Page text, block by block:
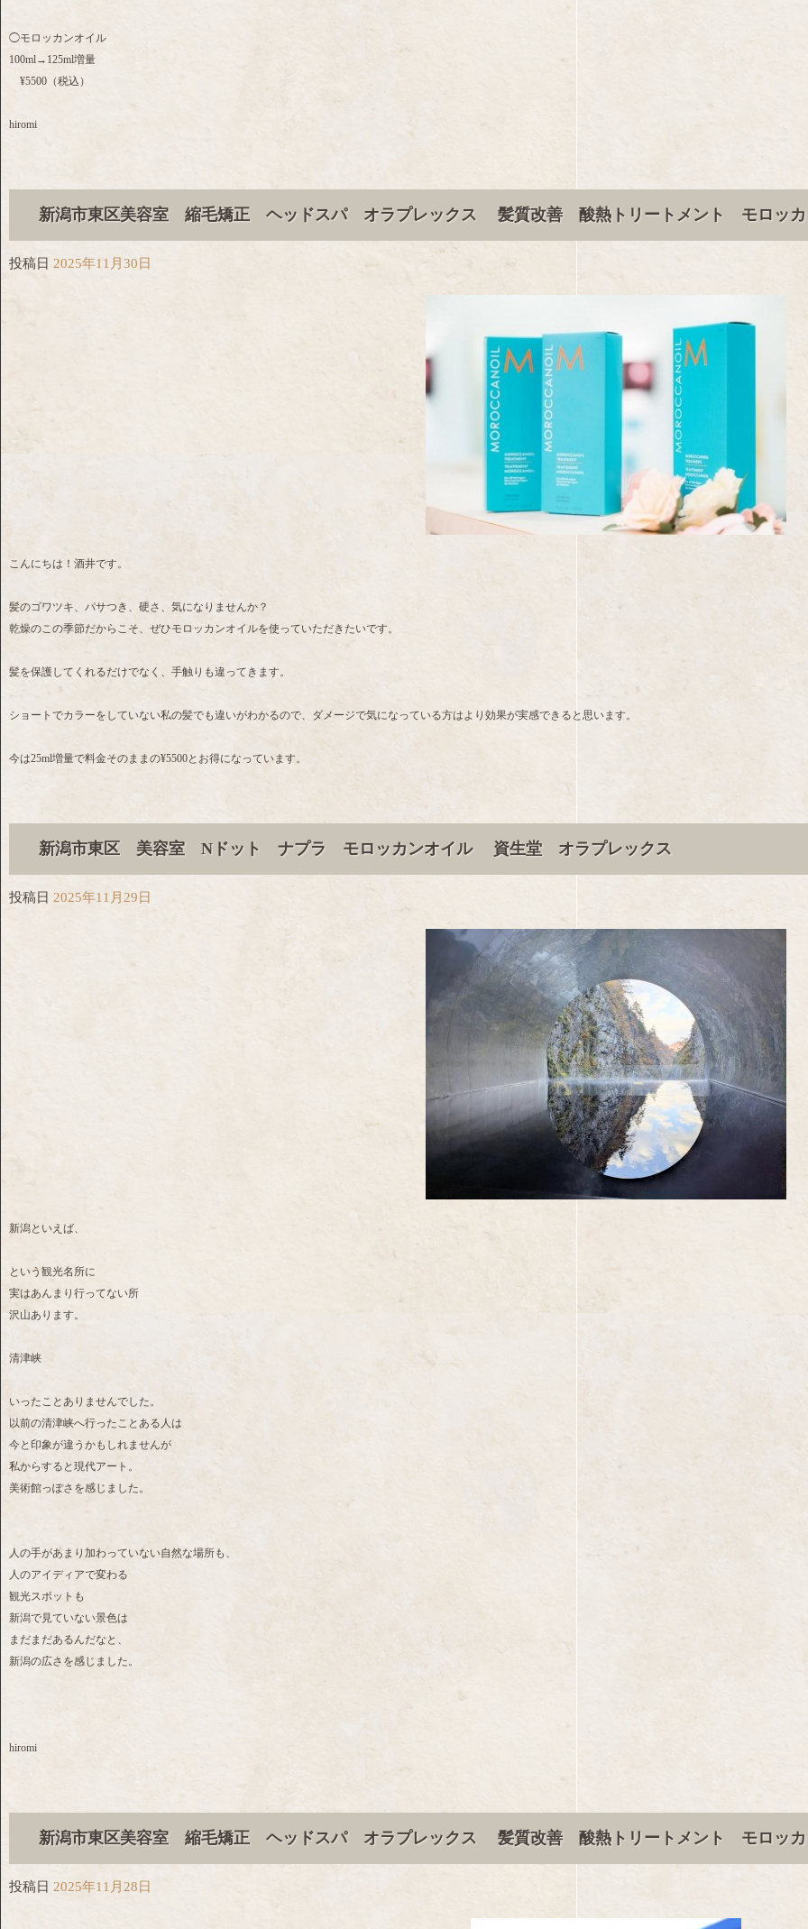
◯モロッカンオイル
100ml→125ml増量
¥5500（税込）
hiromi
新潟市東区美容室 縮毛矯正 ヘッドスパ オラプレックス 髪質改善 酸熱トリートメント モロッカ
投稿日 2025年11月30日
こんにちは！酒井です。
髪のゴワツキ、パサつき、硬さ、気になりませんか？
乾燥のこの季節だからこそ、ぜひモロッカンオイルを使っていただきたいです。
髪を保護してくれるだけでなく、手触りも違ってきます。
ショートでカラーをしていない私の髪でも違いがわかるので、ダメージで気になっている方はより効果が実感できると思います。
今は25ml増量で料金そのままの¥5500とお得になっています。
新潟市東区 美容室 Nドット ナプラ モロッカンオイル 資生堂 オラプレックス
投稿日 2025年11月29日
新潟といえば、
という観光名所に
実はあんまり行ってない所
沢山あります。
清津峡
いったことありませんでした。
以前の清津峡へ行ったことある人は
今と印象が違うかもしれませんが
私からすると現代アート。
美術館っぽさを感じました。
人の手があまり加わっていない自然な場所も、
人のアイディアで変わる
観光スポットも
新潟で見ていない景色は
まだまだあるんだなと、
新潟の広さを感じました。
hiromi
新潟市東区美容室 縮毛矯正 ヘッドスパ オラプレックス 髪質改善 酸熱トリートメント モロッ
投稿日 2025年11月28日